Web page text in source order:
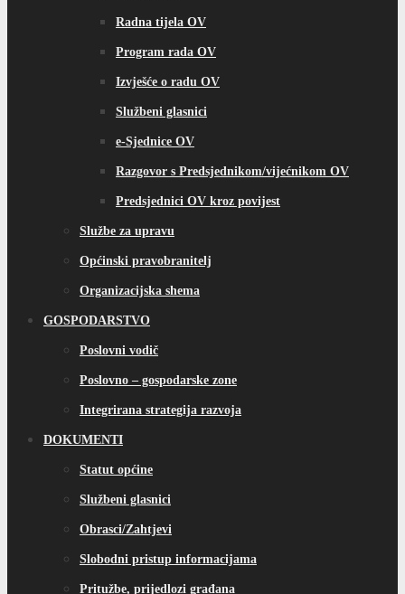
Radna tijela OV
Program rada OV
Izvješće o radu OV
Službeni glasnici
e-Sjednice OV
Razgovor s Predsjednikom/vijećnikom OV
Predsjednici OV kroz povijest
Službe za upravu
Općinski pravobranitelj
Organizacijska shema
GOSPODARSTVO
Poslovni vodič
Poslovno – gospodarske zone
Integrirana strategija razvoja
DOKUMENTI
Statut općine
Službeni glasnici
Obrasci/Zahtjevi
Slobodni pristup informacijama
Pritužbe, prijedlozi građana